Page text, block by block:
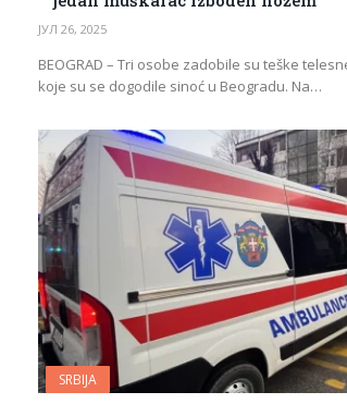
ЈУЛ 26, 2025
BEOGRAD – Tri osobe zadobile su teške
koje su se dogodile sinoć u Beogradu. Na…
SRBIJA